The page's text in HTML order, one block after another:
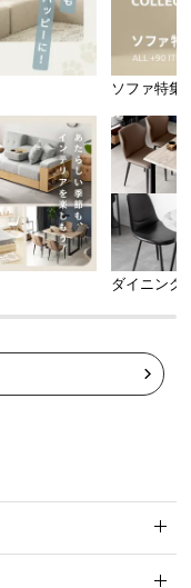
ソファ特集
ダイニング